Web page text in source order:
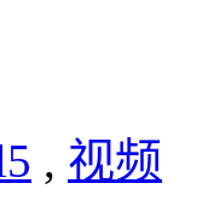
, 视频